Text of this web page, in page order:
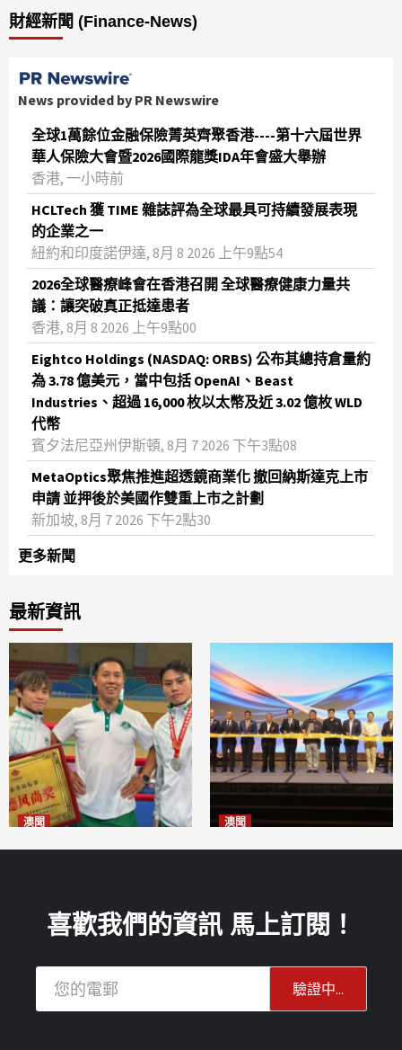
財經新聞 (Finance-News)
News provided by PR Newswire
全球1萬餘位金融保險菁英齊聚香港----第十六屆世界
華人保險大會暨2026國際龍獎IDA年會盛大舉辦
香港, 一小時前
HCLTech 獲 TIME 雜誌評為全球最具可持續發展表現
的企業之一
紐約和印度諾伊達, 8月 8 2026 上午9點54
2026全球醫療峰會在香港召開 全球醫療健康力量共
議：讓突破真正抵達患者
香港, 8月 8 2026 上午9點00
Eightco Holdings (NASDAQ: ORBS) 公布其總持倉量約
為 3.78 億美元，當中包括 OpenAI、Beast
Industries、超過 16,000 枚以太幣及近 3.02 億枚 WLD
代幣
賓夕法尼亞州伊斯頓, 8月 7 2026 下午3點08
MetaOptics聚焦推進超透鏡商業化 撤回納斯達克上市
申請 並押後於美國作雙重上市之計劃
新加坡, 8月 7 2026 下午2點30
更多新聞
最新資訊
澳聞 澳聞
喜歡我們的資訊 馬上訂閱！